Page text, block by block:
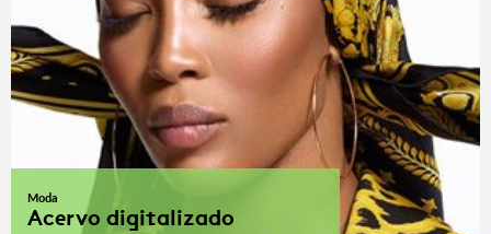
Moda
Acervo digitalizado